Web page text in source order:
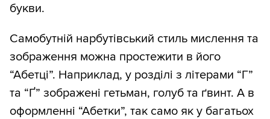
букви.
Самобутній нарбутівський стиль мислення та
зображення можна простежити в його
“Абетці”. Наприклад, у розділі з літерами “Г”
та “Ґ” зображені гетьман, голуб та ґвинт. А в
оформленні “Абетки”, так само як у багатьох